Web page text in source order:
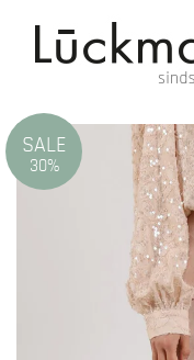
SALE
30%